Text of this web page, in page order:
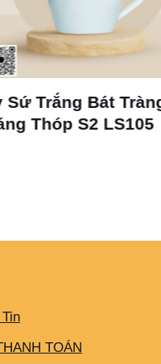
Cốc Sứ Trắng
Tràng LS125
TOÁN